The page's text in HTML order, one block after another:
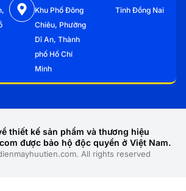
Khu Phố Đông
Chiêu, Phường
Dĩ An, Thành
phố Hồ Chí
Minh
Tỉnh Đồng Nai
All rights reserved
thiết kế sản phẩm và thương hiệu
được bảo hộ độc quyền ở Việt Nam.